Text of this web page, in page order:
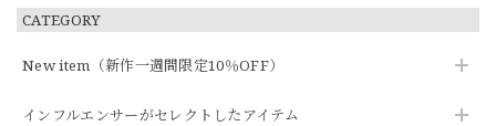
CATEGORY
New item（新作一週間限定10％OFF）
インフルエンサーがセレクトしたアイテム